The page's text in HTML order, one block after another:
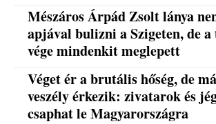
Mészáros Árpád Zsolt lánya
apjával bulizni a Szigeten, de
vége mindenkit meglepett
Véget ér a brutális hőség, de
veszély érkezik: zivatarok és
csaphat le Magyarországra